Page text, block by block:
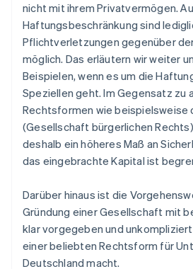
nicht mit ihrem Privatvermögen.
Haftungsbeschränkung sind
Pflichtverletzungen gegenüber
möglich. Das erläutern wir weiter
Beispielen, wenn es um die
Speziellen geht. Im Gegensatz zu
Rechtsformen wie beispielsweise
(Gesellschaft bürgerlichen
deshalb ein höheres Maß an
das eingebrachte Kapital ist
Darüber hinaus ist die
Gründung einer Gesellschaft mit
klar vorgegeben und
einer beliebten Rechtsform für
Deutschland macht.